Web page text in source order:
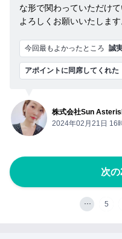
な形で関わっていただけ
よろしくお願いいたします
今回最もよかったところ 誠
アポイントに同席してくれた
株式会社Sun
2024年02月21日 16
次
･･･ 5